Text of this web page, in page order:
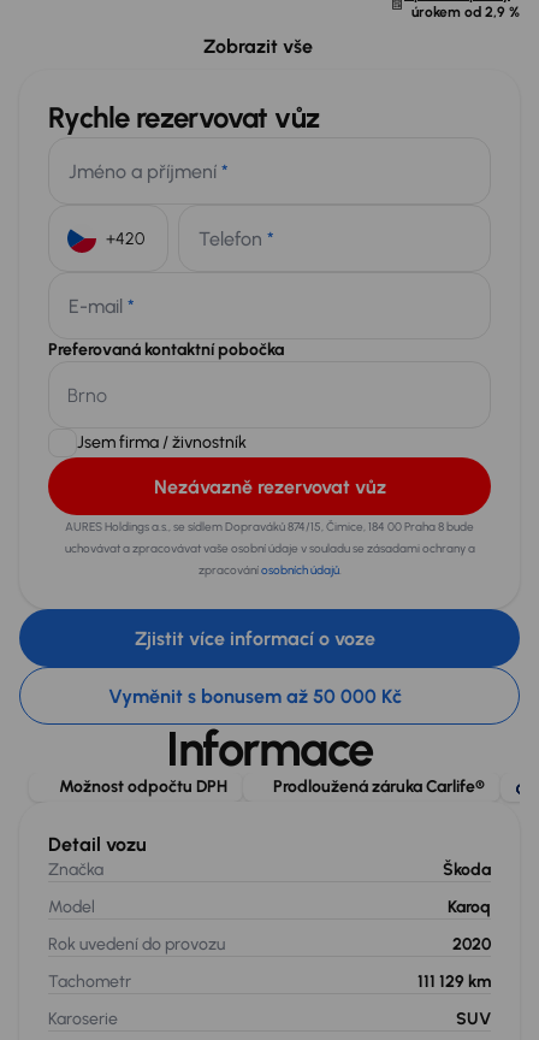
úrokem od 2,9 %
Zobrazit vše
Rychle rezervovat vůz
Jméno a příjmení *
Telefon *
E-mail *
Preferovaná kontaktní pobočka
Jsem firma / živnostník
Nezávazně rezervovat vůz
AURES Holdings a.s., se sídlem Dopraváků 874/15, Čimice, 184 00 Praha 8 bude
uchovávat a zpracovávat vaše osobní údaje v souladu se zásadami ochrany a
zpracováníosobních údajů.
Zjistit více informací o voze
Vyměnit s bonusem až 50 000 Kč
Informace
Možnost odpočtu DPH Prodloužená záruka Carlife®
Detail vozu
Značka
Škoda
Model
Karoq
Rok uvedení do provozu
2020
Tachometr
111 129 km
Karoserie
SUV